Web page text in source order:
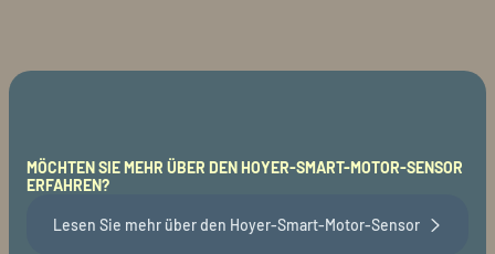
MÖCHTEN SIE MEHR ÜBER DEN HOYER-SMART-MOTOR-SENSOR
ERFAHREN?
Lesen Sie mehr über den Hoyer-Smart-Motor-Sensor